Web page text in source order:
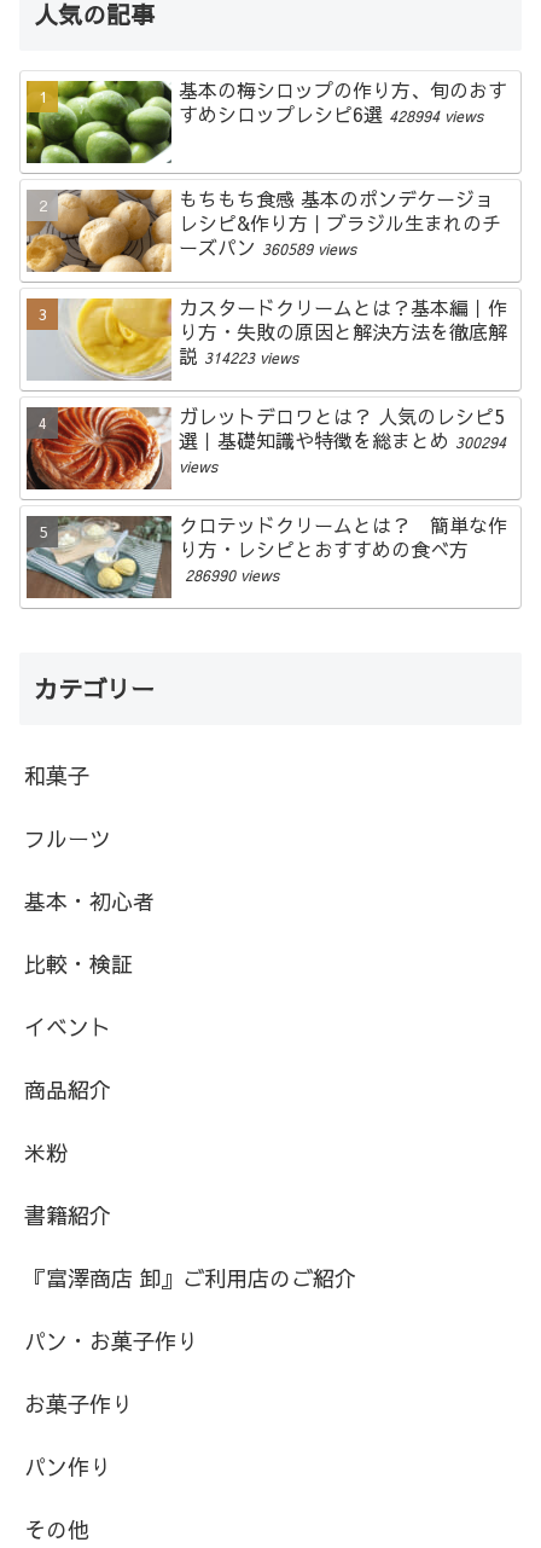
人気の記事
基本の梅シロップの作り方、旬のおす
すめシロップレシピ6選 428994 views
もちもち食感 基本のポンデケージョ
レシピ&作り方｜ブラジル生まれのチ
ーズパン 360589 views
カスタードクリームとは？基本編｜作
り方・失敗の原因と解決方法を徹底解
説 314223 views
ガレットデロワとは？ 人気のレシピ5
選｜基礎知識や特徴を総まとめ 300294
views
クロテッドクリームとは？ 簡単な作
り方・レシピとおすすめの食べ方
286990 views
カテゴリー
和菓子
フルーツ
基本・初心者
比較・検証
イベント
商品紹介
米粉
書籍紹介
『富澤商店 卸』ご利用店のご紹介
パン・お菓子作り
お菓子作り
パン作り
その他